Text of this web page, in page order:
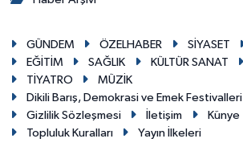
GÜNDEM ÖZELHABER SİYASET
EĞİTİM
SAĞLIK KÜLTÜR SANAT
TİYATRO
MÜZİK
Dikili Barış, Demokrasi ve Emek Festivalleri
Gizlilik Sözleşmesi
İletişim
Künye
Topluluk Kuralları
Yayın İlkeleri